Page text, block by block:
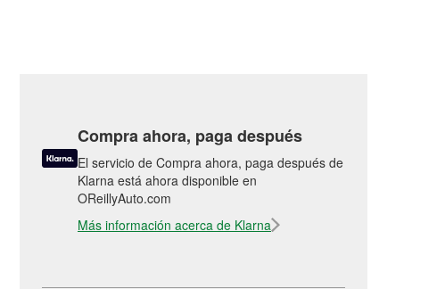
Compra ahora, paga después
El servicio de Compra ahora, paga después de
Klarna está ahora disponible en
OReillyAuto.com
Más información acerca de Klarna